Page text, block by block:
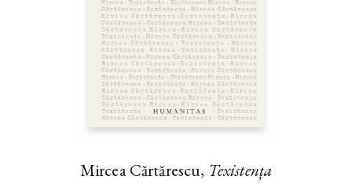
Mircea Cărtărescu, Texistența